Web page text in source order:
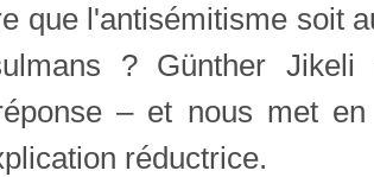
que l'antisémitisme soit
? Günther Jikeli
– et nous met
réductrice.